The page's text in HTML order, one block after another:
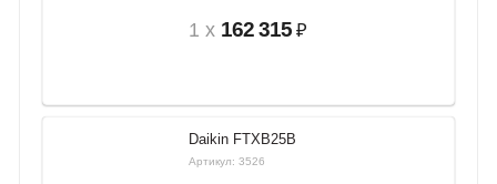
1 x 162 315₽
Daikin FTXB25B
Артикул: 3526